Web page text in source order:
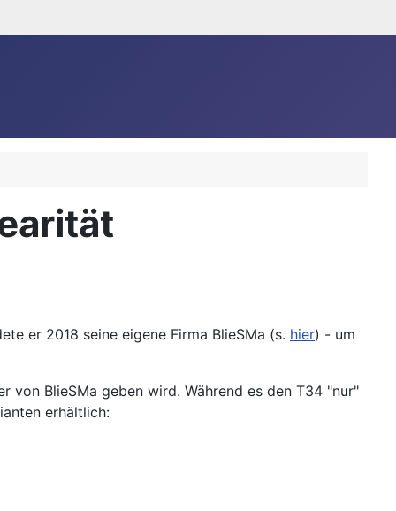
er 2018 seine eigene Firma BlieSMa (s. hier) - um
von BlieSMa geben wird. Während es den T34 "nur"
erhältlich: